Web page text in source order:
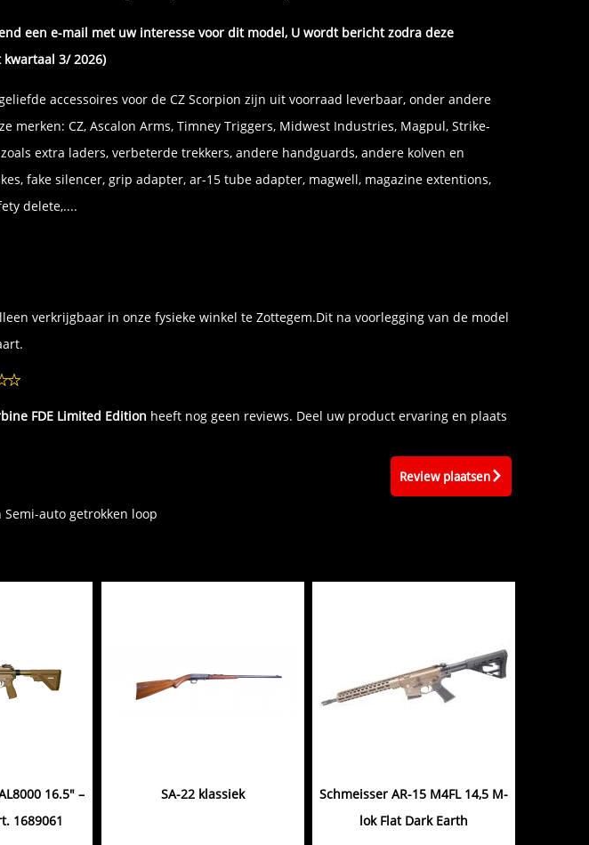
een e-mail met uw interesse voor dit model, U wordt bericht zodra deze
3/ 2026)
accessoires voor de CZ Scorpion zijn uit voorraad leverbaar, onder andere
merken: CZ, Ascalon Arms, Timney Triggers, Midwest Industries, Magpul, Strike-
extra laders, verbeterde trekkers, andere handguards, andere kolven en
fake silencer, grip adapter, ar-15 tube adapter, magwell, magazine extentions,
delete,....
verkrijgbaar in onze fysieke winkel te Zottegem.Dit na voorlegging van de model
FDE Limited Edition heeft nog geen reviews. Deel uw product ervaring en plaats
Review plaatsen
Semi-auto getrokken loop
16.5" –
1689061
SA-22 klassiek
Schmeisser AR-15 M4FL 14,5 M-
lok Flat Dark Earth